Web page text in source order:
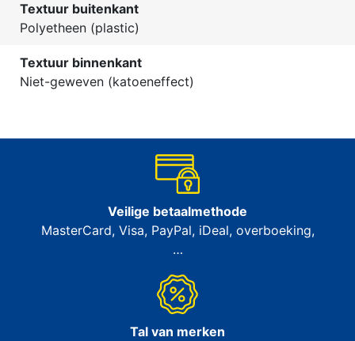
Textuur buitenkant
Polyetheen (plastic)
Textuur binnenkant
Niet-geweven (katoeneffect)
Veilige betaalmethode
MasterCard, Visa, PayPal, iDeal, overboeking,
…
Tal van merken